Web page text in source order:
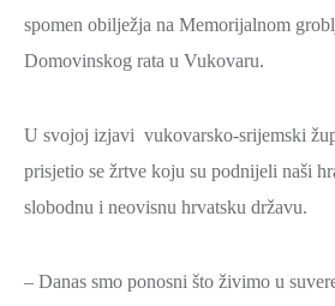
spomen obilježja na Memorijalnom
Domovinskog rata u Vukovaru.
U svojoj izjavi vukovarsko-srijemski
prisjetio se žrtve koju su podnijeli naši
slobodnu i neovisnu hrvatsku državu.
– Danas smo ponosni što živimo u